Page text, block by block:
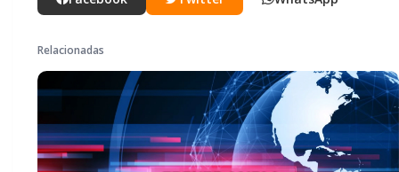
Relacionadas